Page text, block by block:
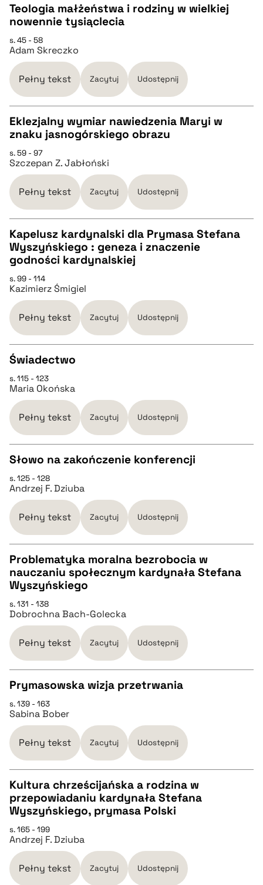
pobierz cytat
CZYSTY TEKST
pobierz cytat
BIBTEX
pobierz cytat
Teologia małżeństwa i rodziny w wielkiej
nowennie tysiąclecia
s. 45 - 58
Adam Skreczko
Pełny tekst Zacytuj Udostępnij
CZYSTY TEKST
pobierz cytat
BIBTEX
pobierz cytat
Eklezjalny wymiar nawiedzenia Maryi w
znaku jasnogórskiego obrazu
s. 59 - 97
Szczepan Z. Jabłoński
Pełny tekst Zacytuj Udostępnij
CZYSTY TEKST
pobierz cytat
BIBTEX
pobierz cytat
Kapelusz kardynalski dla Prymasa Stefana
Wyszyńskiego : geneza i znaczenie
godności kardynalskiej
s. 99 - 114
Kazimierz Śmigiel
Pełny tekst Zacytuj Udostępnij
CZYSTY TEKST
pobierz cytat
BIBTEX
pobierz cytat
Świadectwo
s. 115 - 123
Maria Okońska
Pełny tekst Zacytuj Udostępnij
CZYSTY TEKST
pobierz cytat
BIBTEX
pobierz cytat
Słowo na zakończenie konferencji
s. 125 - 128
Andrzej F. Dziuba
Pełny tekst Zacytuj Udostępnij
CZYSTY TEKST
pobierz cytat
BIBTEX
pobierz cytat
Problematyka moralna bezrobocia w
nauczaniu społecznym kardynała Stefana
Wyszyńskiego
s. 131 - 138
Dobrochna Bach-Golecka
Pełny tekst Zacytuj Udostępnij
CZYSTY TEKST
pobierz cytat
BIBTEX
pobierz cytat
Prymasowska wizja przetrwania
s. 139 - 163
Sabina Bober
Pełny tekst Zacytuj Udostępnij
CZYSTY TEKST
pobierz cytat
BIBTEX
Kultura chrześcijańska a rodzina w
przepowiadaniu kardynała Stefana
Wyszyńskiego, prymasa Polski
s. 165 - 199
Andrzej F. Dziuba
Pełny tekst Zacytuj Udostępnij